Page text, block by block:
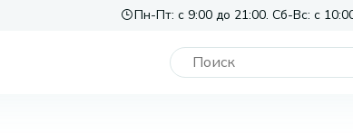
Пн-Пт: с 9:00 до 21:00. Сб-Вс: с